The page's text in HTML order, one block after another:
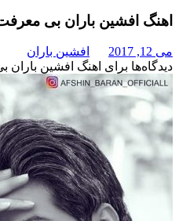
باران بی معرفت
افشین باران
برای اهنگ افشین باران بی معرفت